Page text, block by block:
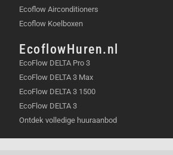
Ecoflow Airconditioners
Ecoflow Koelboxen
EcoflowHuren.nl
EcoFlow DELTA Pro 3
EcoFlow DELTA 3 Max
EcoFlow DELTA 3 1500
EcoFlow DELTA 3
Ontdek volledige huuraanbod